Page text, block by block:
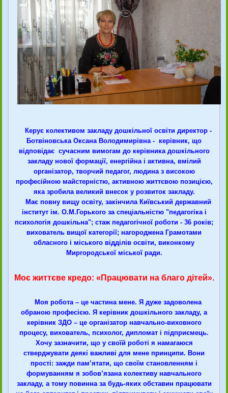
Керує колективом закладу дошкільної освіти директор -
Ботвіновська Оксана Володимирівна - керівник, що
відповідає сучасним вимогам до керівника дошкільного
закладу нової формації, енергійна і активна, вмілий
організатор, творчий педагог, людина з високою
професійною майстерністю, активною життєвою позицією,
яка зробила великий внесок у розвиток закладу.
Має повну вищу освіту, закінчила Київський державний
інститут ім. О.М.Горького за спеціальністю "педагогіка і
психологія дошкільна"; стаж педагогічної роботи - 36 років;
вихователь вищої категорії; нагороджена Грамотами
обласного і міського відділів освіти, виконкому
Миргородської міської ради.
Моє життєве кредо: «Працювати на благо дітей».
Моя робота – це частина мене. Я дуже задоволена
обраною професією. Я керівник дошкільного закладу, а
керівник ЗДО – це організатор навчально-виховного
процесу, вихователь, психолог, дипломат і підприємець.
Хочу зазначити, що у своїй роботі я намагаюся
стверджувати деякі важливі для мене принципи. Вони
прості: зажди пам’ятати, що своїм становленням і
формуванням я зобов’язана колективу навчального
закладу, а тому повинна за будь-яких обставин працювати